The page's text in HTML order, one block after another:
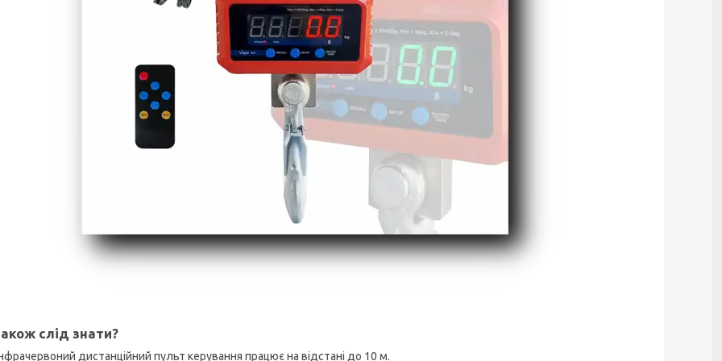
слід знати?
дистанційний пульт керування працює на відстані до 10 м.